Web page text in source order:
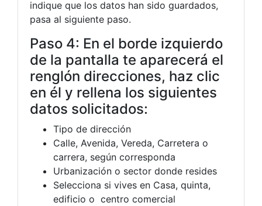
indique que los datos han sido guardados,
pasa al siguiente paso.
Paso 4: En el borde izquierdo
de la pantalla te aparecerá el
renglón direcciones, haz clic
en él y rellena los siguientes
datos solicitados:
Tipo de dirección
Calle, Avenida, Vereda, Carretera o
carrera, según corresponda
Urbanización o sector donde resides
Selecciona si vives en Casa, quinta,
edificio o centro comercial